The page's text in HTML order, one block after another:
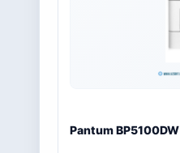
Pantum BP5100DW